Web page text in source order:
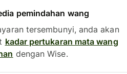
pemindahan wang
tersembunyi, anda akan
kadar pertukaran mata wang
dengan Wise.